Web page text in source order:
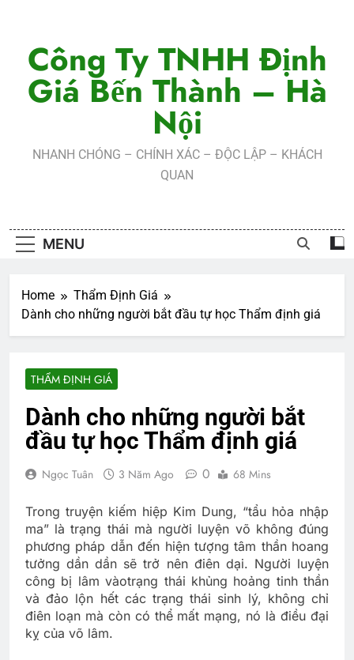
contentCông Ty TNHH Định
Giá Bến Thành – Hà
Nội
NHANH CHÓNG – CHÍNH XÁC – ĐỘC LẬP – KHÁCH
QUAN
MENU
Home
Thẩm Định Giá
Dành cho những người bắt đầu tự học Thẩm định giá
THẨM ĐỊNH GIÁ
Dành cho những người bắt
đầu tự học Thẩm định giá
Ngọc Tuân 3 Năm Ago 0 68 Mins
Trong truyện kiếm hiệp Kim Dung, “tẩu hỏa nhập
ma” là trạng thái mà người luyện võ không đúng
phương pháp dẫn đến hiện tượng tâm thần hoang
tưởng dần dần sẽ trở nên điên dại. Người luyện
công bị lâm vàotrạng thái khủng hoảng tinh thần
và đảo lộn hết các trạng thái sinh lý, không chỉ
điên loạn mà còn có thể mất mạng, nó là điều đại
kỵ của võ lâm.